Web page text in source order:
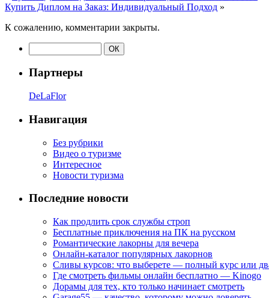
Купить Диплом на Заказ: Индивидуальный Подход »
К сожалению, комментарии закрыты.
Партнеры
DeLaFlor
Навигация
Без рубрики
Видео о туризме
Интересное
Новости туризма
Последние новости
Как продлить срок службы строп
Бесплатные приключения на ПК на русском
Романтические лакорны для вечера
Онлайн-каталог популярных лакорнов
Сливы курсов: что выберете — полный курс или
Где смотреть фильмы онлайн бесплатно — Kinogo
Дорамы для тех, кто только начинает смотреть